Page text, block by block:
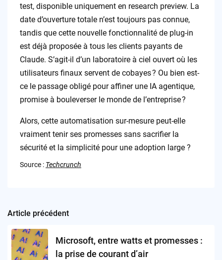
test, disponible uniquement en research preview. La
date d’ouverture totale n’est toujours pas connue,
tandis que cette nouvelle fonctionnalité de plug-in
est déjà proposée à tous les clients payants de
Claude. S’agit-il d’un laboratoire à ciel ouvert où les
utilisateurs finaux servent de cobayes ? Ou bien est-
ce le passage obligé pour affiner une IA agentique,
promise à bouleverser le monde de l’entreprise ?
Alors, cette automatisation sur-mesure peut-elle
vraiment tenir ses promesses sans sacrifier la
sécurité et la simplicité pour une adoption large ?
Source : Techcrunch
Post
navigation
Article précédent
Microsoft, entre watts et promesses :
la prise de courant d’air